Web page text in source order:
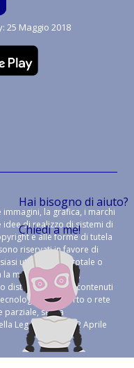
Hai bisogno di aiuto?
Chiedi a me!
25 Maggio 2018
la grafica, i marchi
di realizzo di sistemi di
e alle forme di tutela
riservati in favore di
utilizzazione, totale o
la memorizzazione,
distribuzione dei contenuti
supporto o rete
parziale, senza
Legge 633 del 22 Aprile